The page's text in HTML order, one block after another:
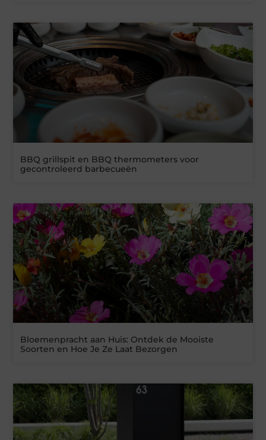
BBQ grillspit en BBQ thermometers voor
gecontroleerd barbecueën
Bloemenpracht aan Huis: Ontdek de Mooiste
Soorten en Hoe Je Ze Laat Bezorgen